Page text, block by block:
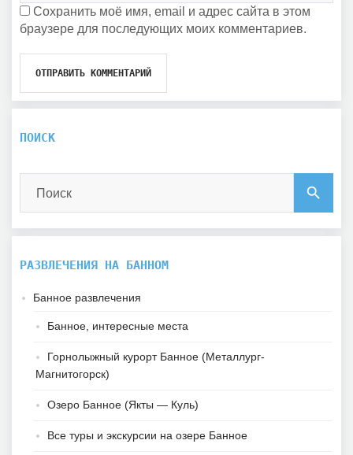
Сохранить моё имя, email и адрес сайта в этом
браузере для последующих моих комментариев.
ПОИСК
search
РАЗВЛЕЧЕНИЯ НА БАННОМ
Банное развлечения
Банное, интересные места
Горнолыжный курорт Банное (Металлург-
Магнитогорск)
Озеро Банное (Якты — Куль)
Все туры и экскурсии на озере Банное